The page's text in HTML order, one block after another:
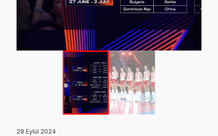
28 Eylül 2024